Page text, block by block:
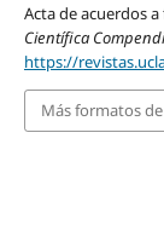
Acta de acuerdos
Científica
https://
Más formatos